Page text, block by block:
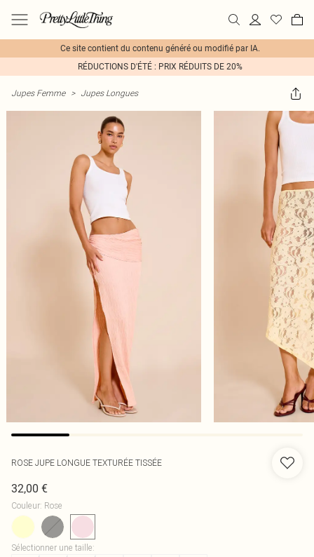
Ce site contient du contenu généré ou modifié par IA.
RÉDUCTIONS D'ÉTÉ : PRIX RÉDUITS DE 20%
Jupes Femme > Jupes Longues
ROSE JUPE LONGUE TEXTURÉE TISSÉE
32,00 €
Couleur: Rose
Sélectionner une taille: